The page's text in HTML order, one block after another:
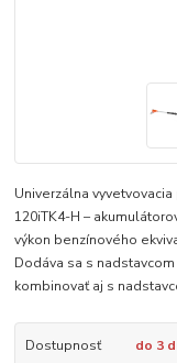
Univerzálna
120iTK4-H –
výkon benzínového
Dodáva sa s
kombinovať aj s
Dostupnosť do 3